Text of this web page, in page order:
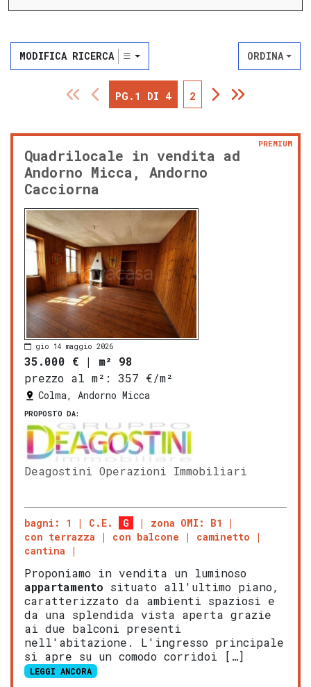
MODIFICA RICERCA ORDINA
PG.1 DI 4 2
Quadrilocale in vendita ad
Andorno Micca, Andorno
Cacciorna
PREMIUM
gio 14 maggio 2026
35.000 € | m² 98
prezzo al m²:
357 €/m²
Colma, Andorno Micca
PROPOSTO DA:
Deagostini Operazioni Immobiliari
bagni: 1 C.E. G
zona OMI: B1
con terrazza
con balcone
caminetto
cantina
Proponiamo in vendita un luminoso
appartamento situato all'ultimo piano,
caratterizzato da ambienti spaziosi e
da una splendida vista aperta grazie
ai due balconi presenti
nell'abitazione. L'ingresso principale
si apre su un comodo corridoi […]
LEGGI ANCORA